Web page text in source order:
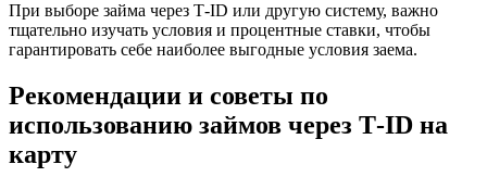
При выборе займа через Т-ID или другую систему, важно
тщательно изучать условия и процентные ставки, чтобы
гарантировать себе наиболее выгодные условия заема.
Рекомендации и советы по
использованию займов через Т-ID на
карту